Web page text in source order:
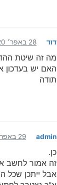
דוד 28 באפר׳ 2020, 12:27
מה זה שיטת
האם יש בעדכון
תודה
admin 29 באפר׳ 2020, 20:38
כן.
זה אמור לחשב
אבל ייתכן שכל